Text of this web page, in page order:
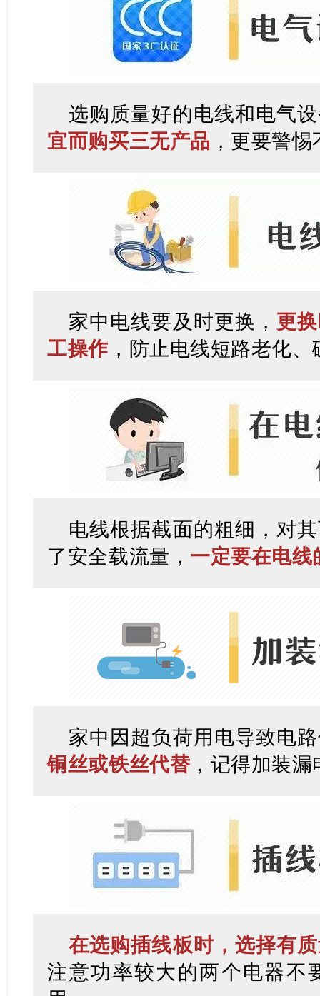
选购质量好的电线和电气
宜而购买三无产品 ，更要警
家中电线要及时更换， 更
工操作 ，防止电线短路老化
电线根据截面的粗细，对
了安全载流量， 一定要在电线
家中因超负荷用电导致电
铜丝或铁丝代替，记得加装漏
在选购插线板时，选择有
注意功率较大的两个电器不